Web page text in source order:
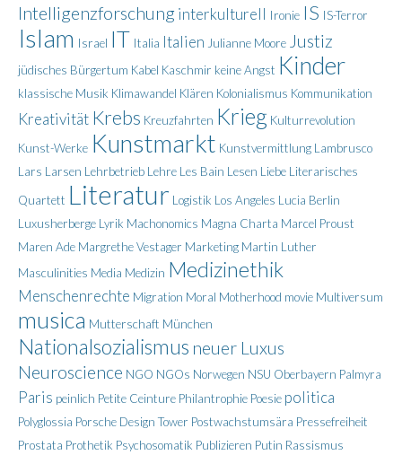
Intelligenzforschunginterkulturell Ironie IS IS-Terror
Islam Israel IT Italia Italien Julianne Moore Justiz
jüdisches Bürgertum Kabel Kaschmir keine Angst Kinder
klassische Musik Klimawandel Klären Kolonialismus Kommunikation
Kreativität Krebs Kreuzfahrten Krieg Kulturrevolution
Kunst-Werke Kunstmarkt Kunstvermittlung Lambrusco
Lars Larsen Lehrbetrieb Lehre Les Bain Lesen Liebe Literarisches
Quartett Literatur Logistik Los Angeles Lucia Berlin
Luxusherberge Lyrik Machonomics Magna Charta Marcel Proust
Maren Ade Margrethe Vestager Marketing Martin Luther
Masculinities Media Medizin Medizinethik
Menschenrechte Migration Moral Motherhood movie Multiversum
musica Mutterschaft München
Nationalsozialismus neuer Luxus
Neuroscience NGO NGOs Norwegen NSU Oberbayern Palmyra
Paris peinlich Petite Ceinture Philantrophie Poesie politica
Polyglossia Porsche Design Tower Postwachstumsära Pressefreiheit
Prostata Prothetik Psychosomatik Publizieren Putin Rassismus